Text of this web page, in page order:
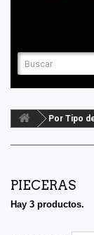
Por Tipo
PIECERAS
Hay 3 productos.